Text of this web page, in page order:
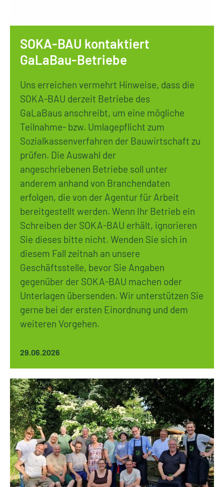
SOKA-BAU kontaktiert
GaLaBau-Betriebe
Uns erreichen vermehrt Hinweise, dass die
SOKA-BAU derzeit Betriebe des
GaLaBaus anschreibt, um eine mögliche
Teilnahme- bzw. Umlagepflicht zum
Sozialkassenverfahren der Bauwirtschaft zu
prüfen. Die Auswahl der
angeschriebenen Betriebe soll unter
anderem anhand von Branchendaten
erfolgen, die von der Agentur für Arbeit
bereitgestellt werden. Wenn Ihr Betrieb ein
Schreiben der SOKA-BAU erhält, ignorieren
Sie dieses bitte nicht. Wenden Sie sich in
diesem Fall zeitnah an unsere
Geschäftsstelle, bevor Sie Angaben
gegenüber der SOKA-BAU machen oder
Unterlagen übersenden. Wir unterstützen Sie
gerne bei der ersten Einordnung und dem
weiteren Vorgehen.
29.06.2026